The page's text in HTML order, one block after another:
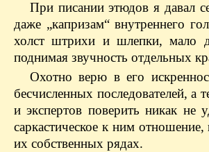
При писании этюдов я давал
даже „капризам“ внутреннего
холст штрихи и шлепки, мало
поднимая звучность отдельных
Охотно верю в его
бесчисленных последователей,
и экспертов поверить никак не
саркастическое к ним отношение,
их собственных рядах.